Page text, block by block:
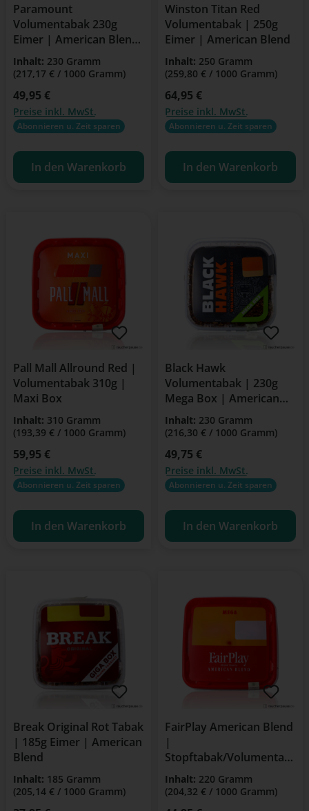
Paramount
Volumentabak 230g
Eimer | American Blend
| Mittelstark
Inhalt: 230 Gramm
(217,17 € / 1000 Gramm)
Regulärer Preis:
49,95 €
Preise inkl. MwSt.
Abonnieren u. Zeit sparen
In den Warenkorb
Winston Titan Red
Volumentabak | 250g
Eimer | American Blend
Inhalt: 250 Gramm
(259,80 € / 1000 Gramm)
Regulärer Preis:
64,95 €
Preise inkl. MwSt.
Abonnieren u. Zeit sparen
In den Warenkorb
Pall Mall Allround Red |
Volumentabak 310g |
Maxi Box
Inhalt: 310 Gramm
(193,39 € / 1000 Gramm)
Regulärer Preis:
59,95 €
Preise inkl. MwSt.
Abonnieren u. Zeit sparen
In den Warenkorb
Black Hawk
Volumentabak | 230g
Mega Box | American
Blend
Inhalt: 230 Gramm
(216,30 € / 1000 Gramm)
Regulärer Preis:
49,75 €
Preise inkl. MwSt.
Abonnieren u. Zeit sparen
In den Warenkorb
Break Original Rot Tabak
| 185g Eimer | American
Blend
Inhalt: 185 Gramm
(205,14 € / 1000 Gramm)
FairPlay American Blend
|
Stopftabak/Volumentab
ak 220g | Giga Box
Inhalt: 220 Gramm
(204,32 € / 1000 Gramm)